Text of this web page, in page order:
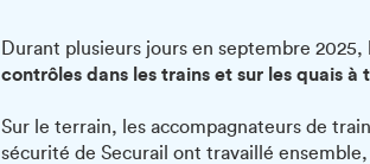
Durant plusieurs jours en septembre
contrôles dans les trains et sur les quais à
Sur le terrain, les accompagnateurs de
sécurité de Securail ont travaillé